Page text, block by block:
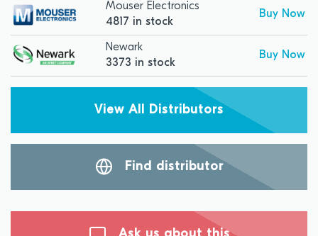
Mouser Electronics
4817 in stock
Buy Now
Newark
3373 in stock
Buy Now
View All Distributors
Find distributor